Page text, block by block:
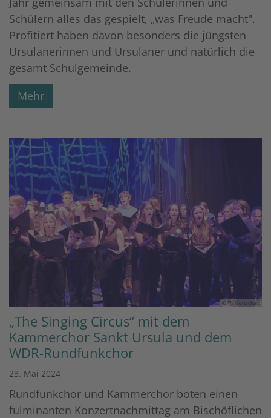
Schülern alles das gespielt, „was Freude macht".
Profitiert haben davon besonders die jüngsten
Ursulanerinnen und Ursulaner und natürlich die
gesamt Schulgemeinde.
Mehr
© Th. Gottschalk
„The Singing Circus“ mit dem
Kammerchor Sankt Ursula und dem
WDR-Rundfunkchor
23. Mai 2024
Rundfunkchor und Kammerchor boten einen
fulminanten Konzertnachmittag am Bischöflichen